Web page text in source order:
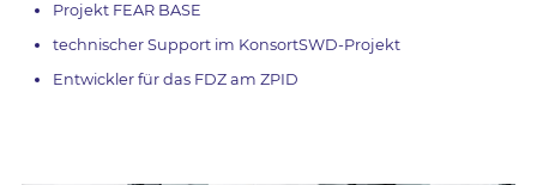
Projekt FEAR BASE
technischer Support im KonsortSWD-Projekt
Entwickler für das FDZ am ZPID